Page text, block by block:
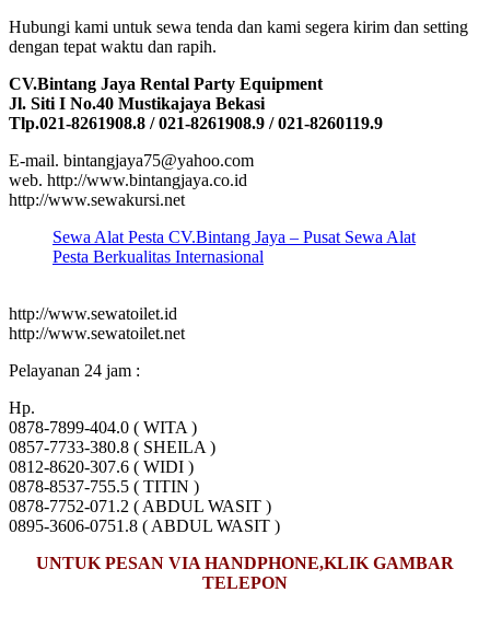
Hubungi kami untuk sewa tenda dan kami segera kirim dan setting
dengan tepat waktu dan rapih.
CV.Bintang Jaya Rental Party Equipment
Jl. Siti I No.40 Mustikajaya Bekasi
Tlp.021-8261908.8 / 021-8261908.9 / 021-8260119.9
E-mail. bintangjaya75@yahoo.com
web. http://www.bintangjaya.co.id
http://www.sewakursi.net
Sewa Alat Pesta CV.Bintang Jaya – Pusat Sewa Alat
Pesta Berkualitas Internasional
http://www.sewatoilet.id
http://www.sewatoilet.net
Pelayanan 24 jam :
Hp.
0878-7899-404.0 ( WITA )
0857-7733-380.8 ( SHEILA )
0812-8620-307.6 ( WIDI )
0878-8537-755.5 ( TITIN )
0878-7752-071.2 ( ABDUL WASIT )
0895-3606-0751.8 ( ABDUL WASIT )
UNTUK PESAN VIA HANDPHONE,KLIK GAMBAR
TELEPON